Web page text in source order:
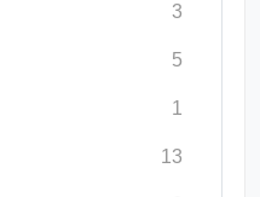
3
5
1
13